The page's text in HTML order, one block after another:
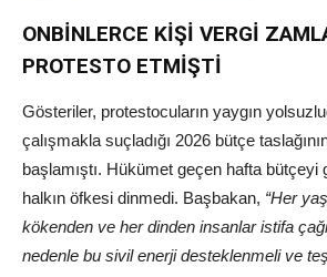
ONBİNLERCE KİŞİ VERGİ
PROTESTO ETMİŞTİ
Gösteriler, protestocuların yaygın
çalışmakla suçladığı 2026 bütçe
başlamıştı. Hükümet geçen hafta
halkın öfkesi dinmedi. Başbakan, “Her
kökenden ve her dinden insanlar istifa
nedenle bu sivil enerji desteklenmeli ve